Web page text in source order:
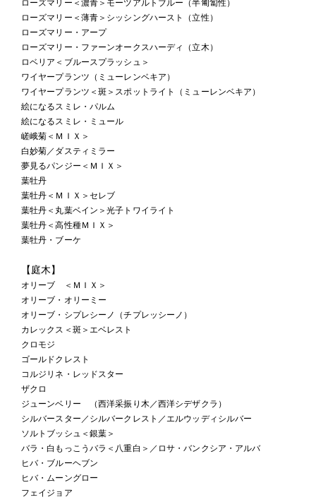
ローズマリー＜濃青＞モーツアルトブルー（半匍匐性）
ローズマリー＜薄青＞シッシングハースト（立性）
ローズマリー・アープ
ローズマリー・ファーンオークスハーディ（立木）
ロベリア＜ブルースプラッシュ＞
ワイヤープランツ（ミューレンベキア）
ワイヤープランツ＜斑＞スポットライト（ミューレンベキア）
絵になるスミレ・パルム
絵になるスミレ・ミュール
嵯峨菊＜ＭＩＸ＞
白妙菊／ダスティミラー
夢見るパンジー＜ＭＩＸ＞
葉牡丹
葉牡丹＜ＭＩＸ＞セレブ
葉牡丹＜丸葉ベイン＞光子トワイライト
葉牡丹＜高性種ＭＩＸ＞
葉牡丹・ブーケ
【庭木】
オリーブ ＜ＭＩＸ＞
オリーブ・オリーミー
オリーブ・シプレシーノ（チプレッシーノ）
カレックス＜斑＞エベレスト
クロモジ
ゴールドクレスト
コルジリネ・レッドスター
ザクロ
ジューンベリー （西洋采振り木／西洋シデザクラ）
シルバースター／シルバークレスト／エルウッディシルバー
ソルトブッシュ＜銀葉＞
バラ・白もっこうバラ＜八重白＞／ロサ・バンクシア・アルバ
ヒバ・ブルーヘブン
ヒバ・ムーングロー
フェイジョア